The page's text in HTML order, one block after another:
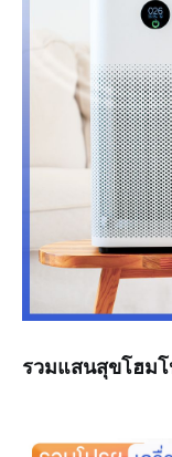
รวมแสนสุขโฮม